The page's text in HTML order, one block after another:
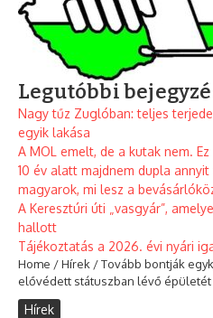
Legutóbbi
Nagy tűz Zuglóban: teljes
egyik lakása
A MOL emelt, de a kutak nem.
10 év alatt majdnem dupla
magyarok, mi lesz a
A Keresztúri úti „vasgyár”,
hallott
Tájékoztatás a 2026. évi nyári
Home /Hírek /Tovább bontják
elővédett státuszban lévő épületét
Hírek